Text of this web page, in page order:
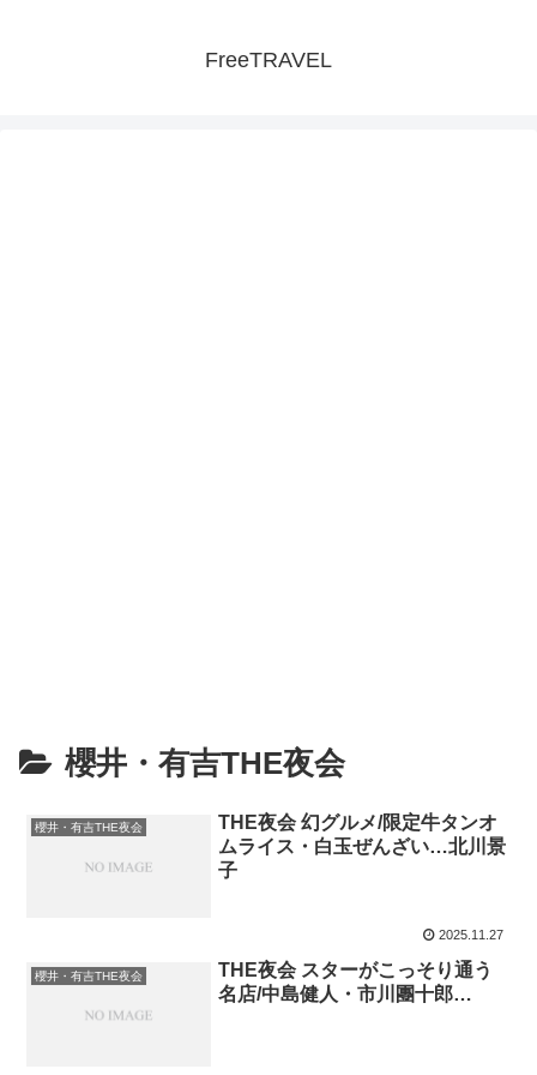
FreeTRAVEL
櫻井・有吉THE夜会
櫻井・有吉THE夜会
THE夜会 幻グルメ/限定牛タンオ
ムライス・白玉ぜんざい…北川景
子
2025.11.27
櫻井・有吉THE夜会
THE夜会 スターがこっそり通う
名店/中島健人・市川團十郎…